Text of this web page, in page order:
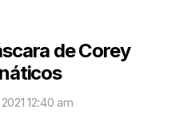
de Corey
12:40 am